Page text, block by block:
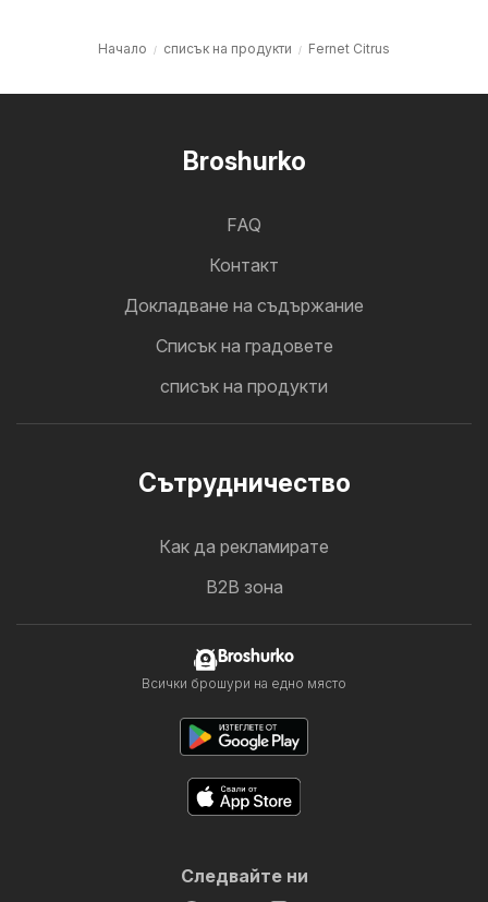
Начало списък на продукти Fernet Citrus
Broshurko
FAQ
Контакт
Докладване на съдържание
Cписък на градовете
списък на продукти
Cътрудничество
Как да рекламирате
B2B зона
Broshurko
Всички брошури на едно място
Следвайте ни